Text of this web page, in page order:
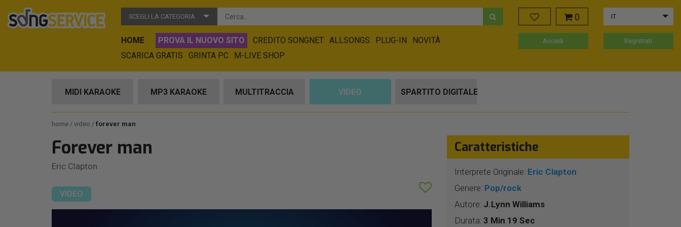
SCEGLI LA CATEGORIA
HOME PROVA IL NUOVO SITO CREDITO SONGNET ALLSONGS PLUG-IN
NOVITÀ
SCARICA GRATIS
GRINTA PC M-LIVE SHOP
0 IT
Accedi Registrati
MIDI KARAOKE MP3 KARAOKE MULTITRACCIA VIDEO SPARTITO DIGITALE
home video forever man
Forever man
Eric Clapton
VIDEO
Caratteristiche
Interprete Originale: Eric Clapton
Genere: Pop/rock
Autore: J.Lynn Williams
Durata: 3 Min 19 Sec